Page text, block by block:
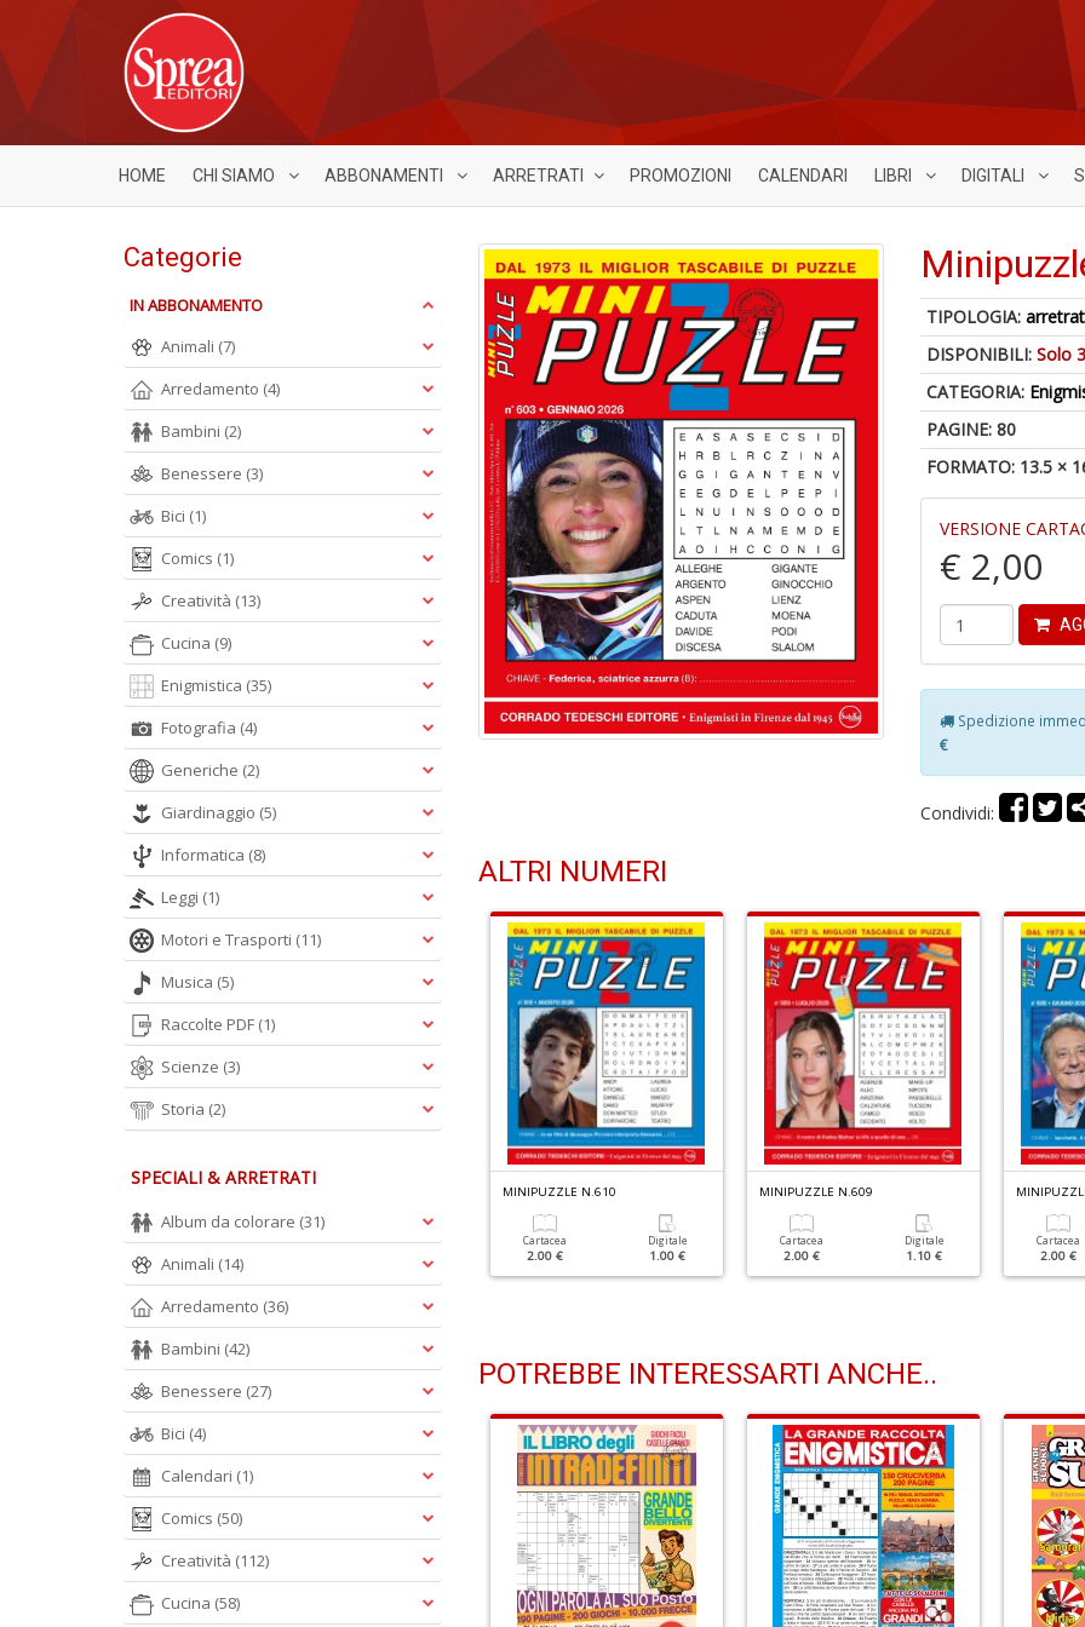
HOME CHI SIAMO ABBONAMENTI ARRETRATI PROMOZIONI CALENDARI LIBRI DIGITALI
TIPOLOGIA:
DISPONIBILI:Solo
CATEGORIA:
PAGINE: 80
FORMATO: 13.5 ×
VERSIONE
€ 2,00
Spedizione
€
Condividi:
ALTRI NUMERI
Digitale
1.10 €
Cartacea Digitale
MINIPUZZLE N.610
Cartacea
2.00 €
Digitale
1.00 €
MINIPUZZLE N.609
Cartacea
2.00 €
Digitale
1.10 €
Cartacea
2.00 €
POTREBBE INTERESSARTI ANCHE..
Categorie
IN ABBONAMENTO
Animali (7)
Arredamento (4)
Bambini (2)
Benessere (3)
Bici (1)
Comics (1)
Creatività (13)
Cucina (9)
Enigmistica (35)
Fotografia (4)
Generiche (2)
Giardinaggio (5)
Informatica (8)
Leggi (1)
Motori e Trasporti (11)
Musica (5)
Raccolte PDF (1)
Scienze (3)
Storia (2)
SPECIALI & ARRETRATI
Album da colorare (31)
Animali (14)
Arredamento (36)
Bambini (42)
Benessere (27)
Bici (4)
Calendari (1)
Comics (50)
Creatività (112)
Cucina (58)